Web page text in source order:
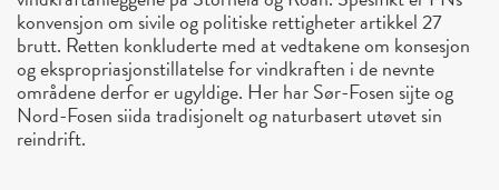
konvensjon om sivile og politiske rettigheter artikkel 27
brutt. Retten konkluderte med at vedtakene om konsesjon
og ekspropriasjonstillatelse for vindkraften i de nevnte
områdene derfor er ugyldige. Her har Sør-Fosen sijte og
Nord-Fosen siida tradisjonelt og naturbasert utøvet sin
reindrift.